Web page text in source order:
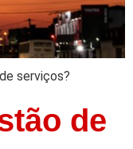
serviços?
de